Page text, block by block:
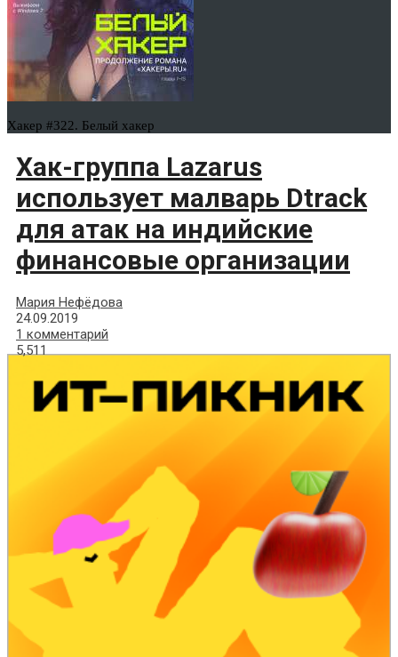
Хакер #322. Белый хакер
Хак-группа Lazarus
использует малварь Dtrack
для атак на индийские
финансовые организации
Мария Нефёдова
24.09.2019
1 комментарий
5,511